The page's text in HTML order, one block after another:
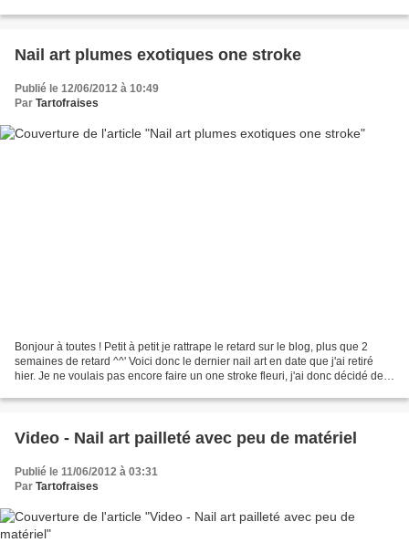
Nail art plumes exotiques one stroke
Publié le 12/06/2012 à 10:49
Par Tartofraises
Bonjour à toutes ! Petit à petit je rattrape le retard sur le blog, plus que 2
semaines de retard ^^' Voici donc le dernier nail art en date que j'ai retiré
hier. Je ne voulais pas encore faire un one stroke fleuri, j'ai donc décidé de
Video - Nail art pailleté avec peu de matériel
Publié le 11/06/2012 à 03:31
Par Tartofraises